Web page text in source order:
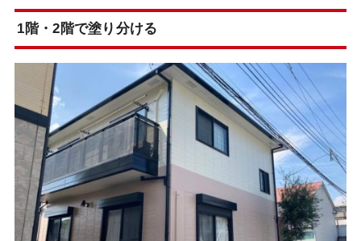
1階・2階で塗り分ける